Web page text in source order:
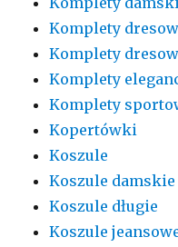
Komplety
Komplety
Komplety
Komplety
Kopertówki
Koszule
Koszule damskie
Koszule długie
Koszule